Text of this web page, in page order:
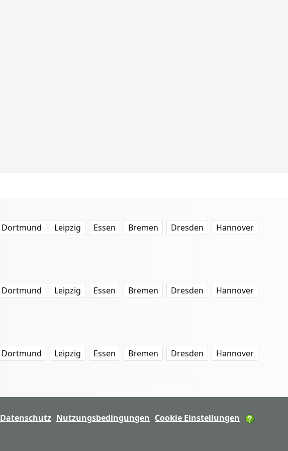
Dortmund Leipzig Essen Bremen Dresden
Hannover
Dortmund Leipzig Essen Bremen Dresden
Hannover
Dortmund Leipzig Essen Bremen Dresden
Hannover
Datenschutz Nutzungsbedingungen Cookie Einstellungen